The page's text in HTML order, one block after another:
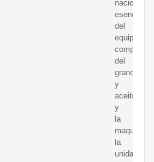
nacional
esencial
del
equipo
completo
del
grano
y
aceite
y
la
la
unidad